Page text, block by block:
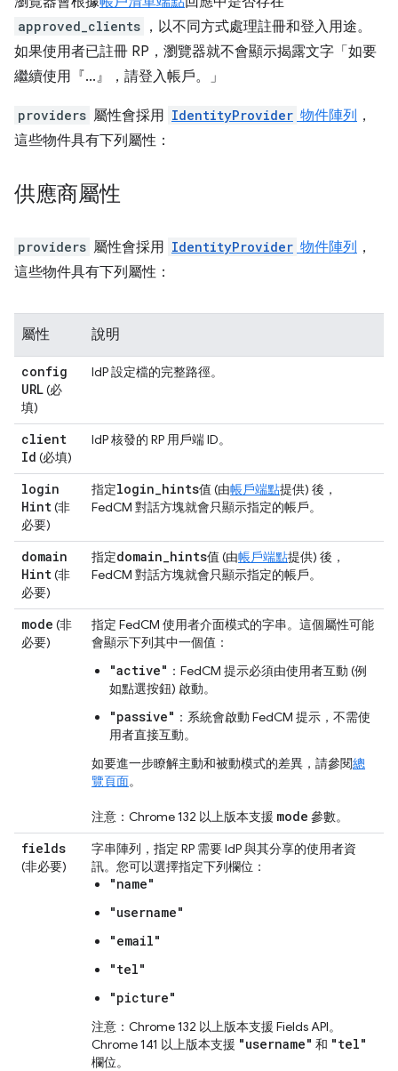
approved_clients ，以不同方式處理註冊和登入用途。
如果使用者已註冊 RP，瀏覽器就不會顯示揭露文字「如要
繼續使用『...』，請登入帳戶。」
providers 屬性會採用 IdentityProvider 物件陣列 ，
這些物件具有下列屬性：
供應商屬性
providers 屬性會採用 IdentityProvider 物件陣列 ，
這些物件具有下列屬性：
屬性 說明
config
URL(必
填)
IdP 設定檔的完整路徑。
client
Id (必填)
IdP 核發的 RP 用戶端 ID。
login
Hint (非
必要)
指定login hints值 (由帳戶端點提供) 後，
FedCM 對話方塊就會只顯示指定的帳戶。
domain
Hint (非
必要)
指定domain hints值 (由帳戶端點提供) 後，
FedCM 對話方塊就會只顯示指定的帳戶。
mode (非
必要)
指定 FedCM 使用者介面模式的字串。這個屬性可能
會顯示下列其中一個值：
"active" ：FedCM 提示必須由使用者互動 (例
如點選按鈕) 啟動。
"passive" ：系統會啟動 FedCM 提示，不需使
用者直接互動。
如要進一步瞭解主動和被動模式的差異，請參閱總
覽頁面。
注意：Chrome 132 以上版本支援 mode 參數。
fields
(非必要)
字串陣列，指定 RP 需要 IdP 與其分享的使用者資
訊。您可以選擇指定下列欄位：
"name"
"username"
"email"
"tel"
"picture"
注意：Chrome 132 以上版本支援 Fields API。
Chrome 141 以上版本支援 "username" 和 "tel"
欄位。